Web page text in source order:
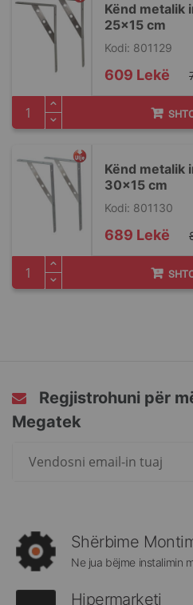
Kënd metalik
25x15 cm
Kodi: 801129
Special
Price
609 Lekë
Kënd metalik
30x15 cm
Kodi: 801130
Special
Price
689 Lekë
Regjistrohuni për
Megatek
rreth
Megatek:
Shërbime
Ne jua bëjme instalimin
Hipermarketi